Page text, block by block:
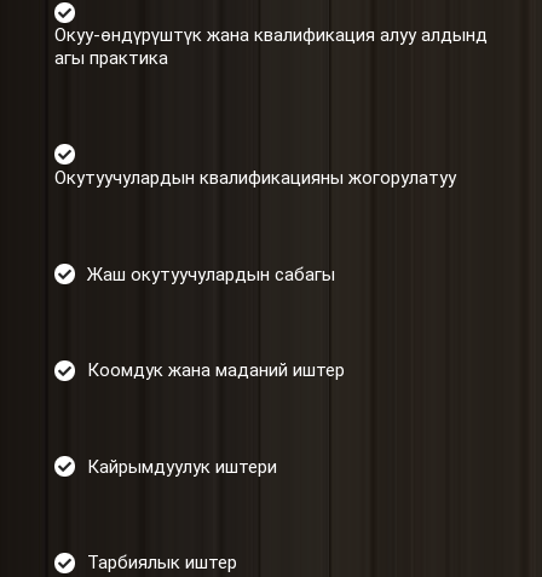
Окуу-өндүрүштүк жана квалификация алуу алдынд
агы практика
Окутуучулардын квалификацияны жогорулатуу
Жаш окутуучулардын сабагы
Коомдук жана маданий иштер
Кайрымдуулук иштери
Тарбиялык иштер